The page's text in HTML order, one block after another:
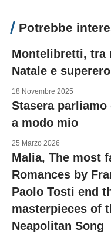
Potrebbe
Montelibretti, tra
Natale e
18 Novembre 2025
Stasera
a modo mio
25 Marzo 2026
Malia, The most
Romances by
Paolo Tosti end
masterpieces of
Neapolitan Song